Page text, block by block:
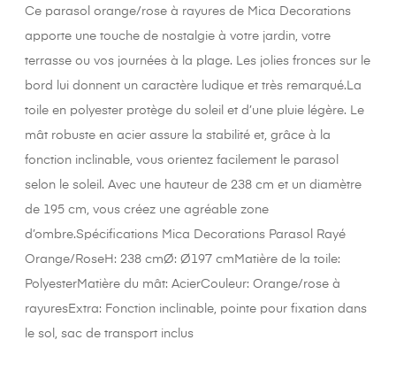
Ce parasol orange/rose à rayures de Mica Decorations
apporte une touche de nostalgie à votre jardin, votre
terrasse ou vos journées à la plage. Les jolies fronces sur le
bord lui donnent un caractère ludique et très remarqué.La
toile en polyester protège du soleil et d’une pluie légère. Le
mât robuste en acier assure la stabilité et, grâce à la
fonction inclinable, vous orientez facilement le parasol
selon le soleil. Avec une hauteur de 238 cm et un diamètre
de 195 cm, vous créez une agréable zone
d’ombre.Spécifications Mica Decorations Parasol Rayé
Orange/RoseH: 238 cmØ: Ø197 cmMatière de la toile:
PolyesterMatière du mât: AcierCouleur: Orange/rose à
rayuresExtra: Fonction inclinable, pointe pour fixation dans
le sol, sac de transport inclus